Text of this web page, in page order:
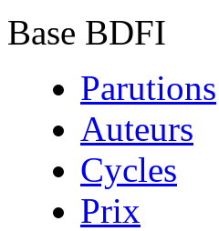
Base BDFI
Parutions
Auteurs
Cycles
Prix